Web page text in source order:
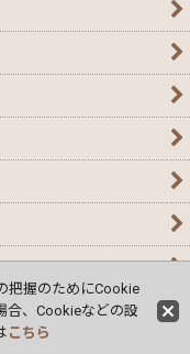
Rights Reserved.
把握のためにCookie
合、Cookieなどの設
こちら